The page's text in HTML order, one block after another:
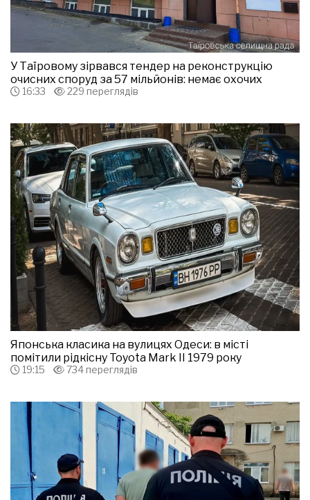
У Таїровому зірвався тендер на реконструкцію
очисних споруд за 57 мільйонів: немає охочих
16:33 229 переглядів
Японська класика на вулицях Одеси: в місті
помітили рідкісну Toyota Mark II 1979 року
19:15 734 переглядів